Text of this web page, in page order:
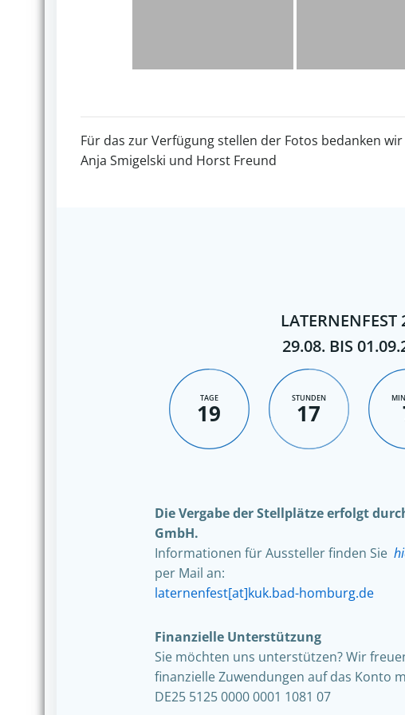
Für das zur Verfügung stellen der Fotos bedanken
Anja Smigelski und Horst Freund
LATERNENFEST
29.08. BIS
TAGE
19
STUNDEN
17
Die Vergabe der Stellplätze erfolgt
GmbH.
Informationen für Aussteller finden Sie
per Mail an:
laternenfest[at]kuk.bad-homburg.de
Finanzielle Unterstützung
Sie möchten uns unterstützen? Wir
finanzielle Zuwendungen auf das Konto
DE25 5125 0000 0001 1081 07